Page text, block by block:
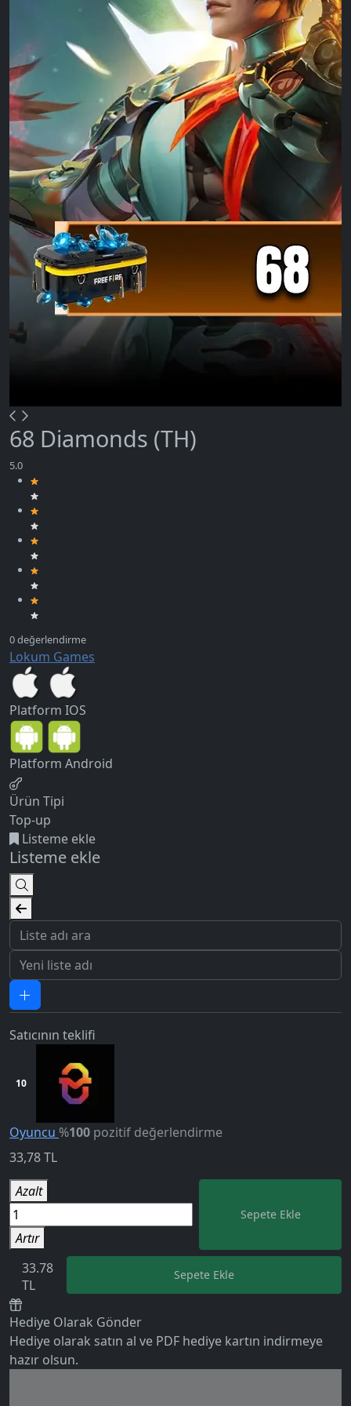
68 Diamonds (TH)
5.0
Lokum Games
Platform IOS
Platform Android
Ürün Tipi
Top-up
Listeme ekle
Listeme ekle
Satıcının teklifi
10
Oyuncu %100 pozitif değerlendirme
33,78TL
Azalt
Artır
Sepete Ekle
33.78
TL
Sepete Ekle
Hediye Olarak Gönder
Hediye olarak satın al ve PDF hediye kartın indirmeye
hazır olsun.